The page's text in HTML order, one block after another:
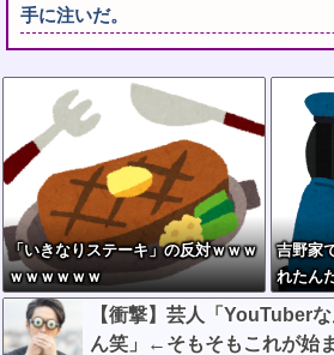
手に注いだ。
「いきなりステーキ」の反対ｗｗｗ
ｗｗｗｗｗｗ
吉野家
れたん
【衝撃】芸人「YouTuber
ん笑」←そもそもこれが始